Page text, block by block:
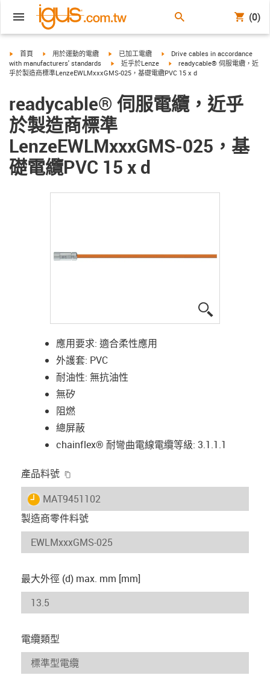
(0)
igus-icon-arrow-right
首頁 igus-icon-arrow-right
用於運動的電纜 igus-icon-arrow-right
已加工電纜 igus-icon-arrow-right
Drive cables in accordance
with manufacturers' standards
igus-icon-arrow-right
近乎於Lenze igus-icon-arrow-right
readycable® 伺服電纜，近
乎於製造商標準LenzeEWLMxxxGMS-025，基礎電纜PVC 15 x d
readycable® 伺服電纜，近乎
於製造商標準
LenzeEWLMxxxGMS-025，基
礎電纜PVC 15 x d
應用要求: 適合柔性應用
外護套: PVC
耐油性: 無抗油性
無矽
阻燃
總屏蔽
chainflex® 耐彎曲電線電纜等級: 3.1.1.1
產品料號
igus-icon-lieferzeit
MAT9451102
製造商零件料號
最大外徑 (d) max. mm [mm]
電纜類型